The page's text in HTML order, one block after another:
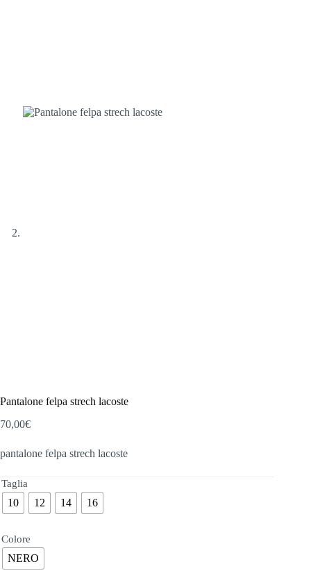
Pantalone felpa strech lacoste
70,00€
pantalone felpa strech lacoste
Taglia
10 12 14 16
Colore
NERO